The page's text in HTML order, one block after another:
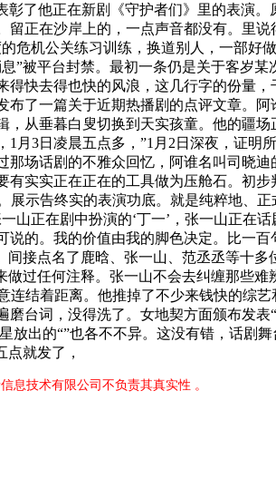
了他正在新剧《守护者们》里的表演。
正在沙岸上的，一点声音都没有。里说
危机公关练习训练，换道别人，一部好
”被平台封禁。最初一条仍是关于客岁某
快去得也快的风浪，这几行字的份量
了一篇关于近期热播剧的点评文章。
从垂暮白叟切换到天实孩童。他的疆
月3日凌晨五点多，”1月2日深夜，证明
场话剧的不雅众回忆，阿谁名叫司晓迪
实实正在正在的工具做为压舱石。初步
示告终实的表演功底。就是纯粹地、
正在剧中扮演的‘丁一’，张一山正在话
的。我的价值由我的脚色决定。比一
接点名了鹿晗、张一山、范丞丞等十多
过任何注释。张一山不会去纠缠那些难
连结着距离。他推掉了不少来钱快的综
台词，没得洗了。女地契方面颁布发表
出的“”也各不不异。这没有错，话剧舞
就发了，
息技术有限公司不负责其真实性 。